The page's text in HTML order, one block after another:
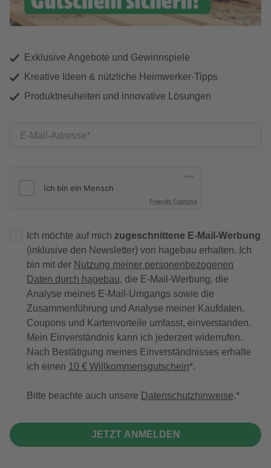
Exklusive Angebote und Gewinnspiele
Kreative Ideen & nützliche Heimwerker-Tipps
Produktneuheiten und innovative Lösungen
E-Mail-Adresse
Friendly Captcha
Ich möchte auf mich zugeschnittene E-Mail-Werbung
(inklusive den Newsletter) von hagebau erhalten. Ich
bin mit der Nutzung meiner personenbezogenen
Daten durch hagebau, die E-Mail-Werbung, die
Analyse meines E-Mail-Umgangs sowie die
Zusammenführung und Analyse meiner Kaufdaten,
Coupons und Kartenvorteile umfasst, einverstanden.
Mein Einverständnis kann ich jederzeit widerrufen.
Nach Bestätigung meines Einverständnisses erhalte
ich einen 10 € Willkommensgutschein*.
Bitte beachte auch unsere Datenschutzhinweise.
JETZT ANMELDEN